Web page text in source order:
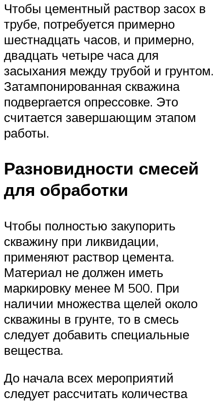
Чтобы цементный раствор засох в
трубе, потребуется примерно
шестнадцать часов, и примерно,
двадцать четыре часа для
засыхания между трубой и грунтом.
Затампонированная скважина
подвергается опрессовке. Это
считается завершающим этапом
работы.
Разновидности смесей
для обработки
Чтобы полностью закупорить
скважину при ликвидации,
применяют раствор цемента.
Материал не должен иметь
маркировку менее М 500. При
наличии множества щелей около
скважины в грунте, то в смесь
следует добавить специальные
вещества.
До начала всех мероприятий
следует рассчитать количества